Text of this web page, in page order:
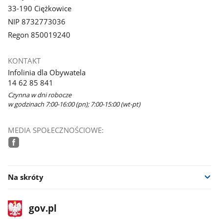
33-190 Ciężkowice
NIP 8732773036
Regon 850019240
KONTAKT
Infolinia dla Obywatela
14 62 85 841
Czynna w dni robocze
w godzinach 7:00-16:00 (pn); 7:00-15:00 (wt-pt)
MEDIA SPOŁECZNOŚCIOWE:
Na skróty
stopka
gov.plStrona
gov.pl